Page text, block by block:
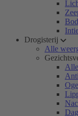
Drogisterij
Alle